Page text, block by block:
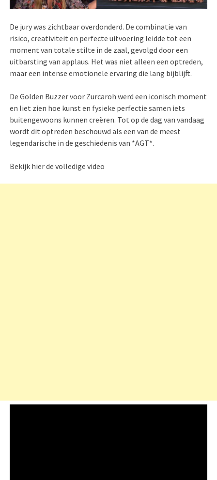
De jury was zichtbaar overdonderd. De combinatie van
risico, creativiteit en perfecte uitvoering leidde tot een
moment van totale stilte in de zaal, gevolgd door een
uitbarsting van applaus. Het was niet alleen een optreden,
maar een intense emotionele ervaring die lang bijblijft.
De Golden Buzzer voor Zurcaroh werd een iconisch moment
en liet zien hoe kunst en fysieke perfectie samen iets
buitengewoons kunnen creëren. Tot op de dag van vandaag
wordt dit optreden beschouwd als een van de meest
legendarische in de geschiedenis van *AGT*.
Bekijk hier de volledige video